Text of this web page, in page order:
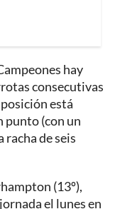
hay
consecutivas
está
punto (con un
racha de seis
(13º),
el lunes en